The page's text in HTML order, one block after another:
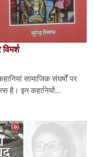
सामाजिक संघर्षों पर
है। इन कहानियों...